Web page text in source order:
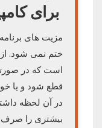
برای
مزیت های
ختم نمی شود.
است که در
قطع شود و یا
در آن لحظه
بیشتری را صرف